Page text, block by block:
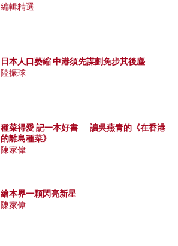
編輯精選
日本人口萎縮 中港須先謀劃免步其後塵
陸振球
種菜得愛 記一本好書──讀吳燕青的《在香港
的離島種菜》
陳家偉
繪本界一顆閃亮新星
陳家偉